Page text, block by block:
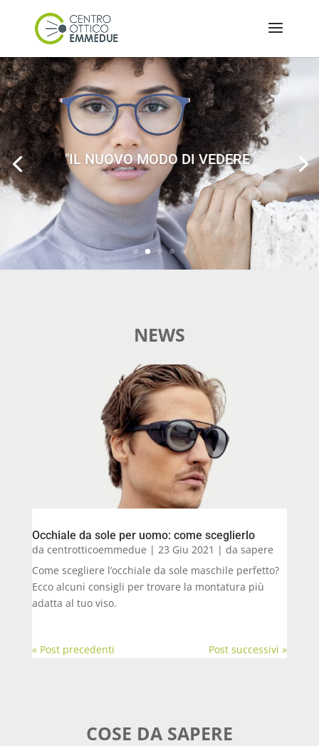
"IL NUOVO MODO DI VEDERE"
NEWS
Occhiale da sole per uomo: come sceglierlo
da centrotticoemmedue | 23 Giu 2021 | da sapere
Come scegliere l’occhiale da sole maschile perfetto?
Ecco alcuni consigli per trovare la montatura più
adatta al tuo viso.
« Post precedenti Post successivi »
COSE DA SAPERE